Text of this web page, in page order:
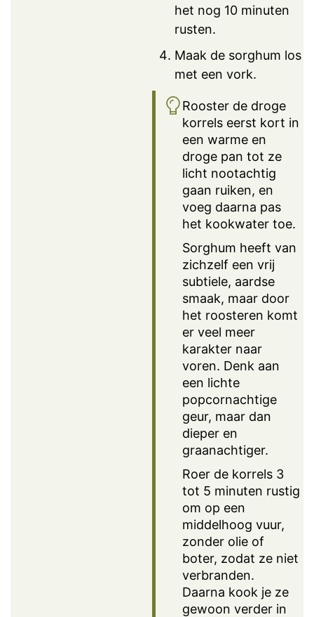
het nog 10 minuten
rusten.
Maak de sorghum los
met een vork.
Rooster de droge
korrels eerst kort in
een warme en
droge pan tot ze
licht nootachtig
gaan ruiken, en
voeg daarna pas
het kookwater toe.
Sorghum heeft van
zichzelf een vrij
subtiele, aardse
smaak, maar door
het roosteren komt
er veel meer
karakter naar
voren. Denk aan
een lichte
popcornachtige
geur, maar dan
dieper en
graanachtiger.
Roer de korrels 3
tot 5 minuten rustig
om op een
middelhoog vuur,
zonder olie of
boter, zodat ze niet
verbranden.
Daarna kook je ze
gewoon verder in